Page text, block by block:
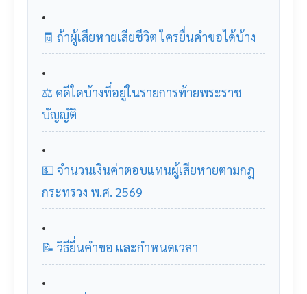
🧾 ถ้าผู้เสียหายเสียชีวิต ใครยื่นคำขอได้บ้าง
⚖️ คดีใดบ้างที่อยู่ในรายการท้ายพระราช
บัญญัติ
💵 จำนวนเงินค่าตอบแทนผู้เสียหายตามกฎ
กระทรวง พ.ศ. 2569
📝 วิธียื่นคำขอ และกำหนดเวลา